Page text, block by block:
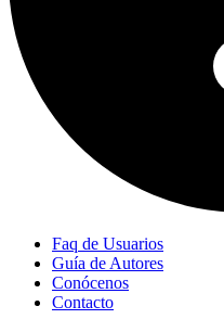
Faq de Usuarios
Guía de Autores
Conócenos
Contacto